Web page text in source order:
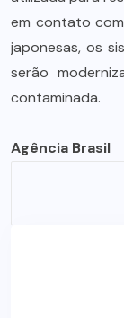
em contato
japonesas, os
serão
contaminada.
Agência Brasil